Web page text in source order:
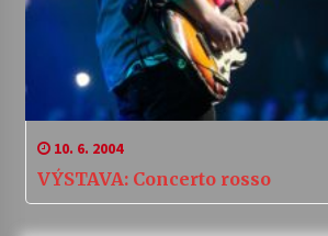
10. 6. 2004
VÝSTAVA: Concerto rosso